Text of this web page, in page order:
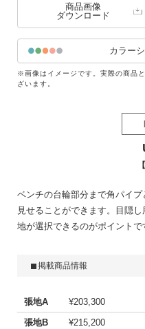
商品画像
ダウンロード
カラー
※画像はイメージです。実際の商品
ざいます。
ベンチの台輪部分まで角パイ
見せることができます。目隠
地が選択できるのがポイントで
掲載商品情報
張地A
¥203,300
張地B
¥215,200